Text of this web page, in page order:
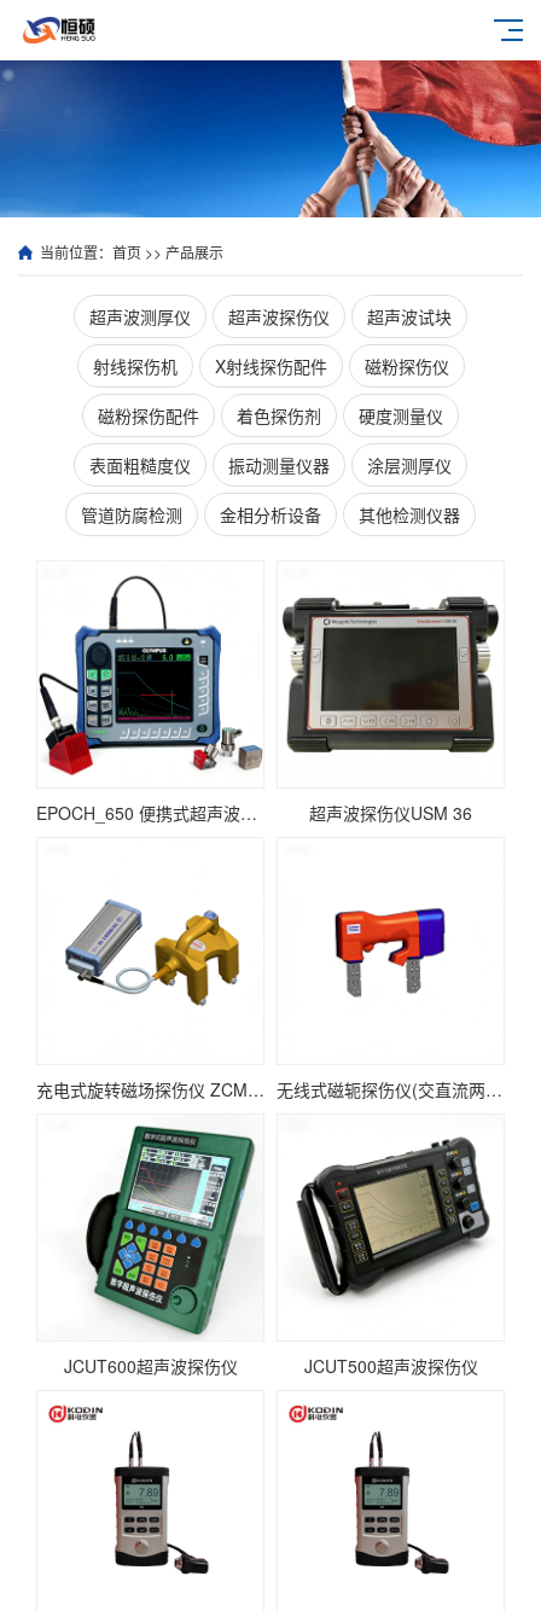
当前位置： 首页 >> 产品展示
超声波测厚仪 超声波探伤仪 超声波试块
射线探伤机 X射线探伤配件 磁粉探伤仪
磁粉探伤配件 着色探伤剂 硬度测量仪
表面粗糙度仪 振动测量仪器 涂层测厚仪
管道防腐检测 金相分析设备 其他检测仪器
EPOCH_650 便携式超声波探伤仪 超声波探伤仪USM 36
充电式旋转磁场探伤仪 ZCM-DX1203A 无线式磁轭探伤仪(交直流两用）
JCUT600超声波探伤仪 JCUT500超声波探伤仪